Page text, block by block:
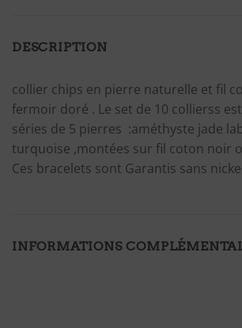
DESCRIPTION
collier chips en pierre naturelle et fil
fermoir doré . Le set de 10 collierss
séries de 5 pierres :améthyste jade
turquoise ,montées sur fil coton noir
Ces bracelets sont Garantis sans
INFORMATIONS